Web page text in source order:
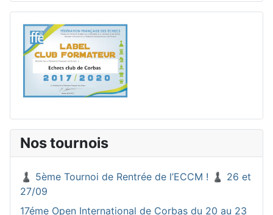
Nos tournois
♟️ 5ème Tournoi de Rentrée de l’ECCM ! ♟️ 26 et
27/09
17éme Open International de Corbas du 20 au 23